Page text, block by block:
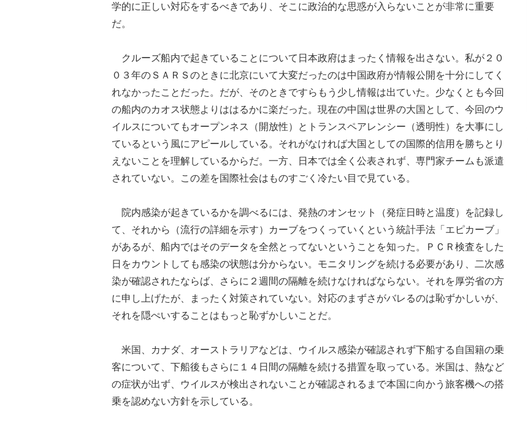
学的に正しい対応をするべきであり、そこに政治的な思惑が入らないことが非常に重要
だ。
クルーズ船内で起きていることについて日本政府はまったく情報を出さない。私が２０
０３年のＳＡＲＳのときに北京にいて大変だったのは中国政府が情報公開を十分にしてく
れなかったことだった。だが、そのときですらもう少し情報は出ていた。少なくとも今回
の船内のカオス状態よりははるかに楽だった。現在の中国は世界の大国として、今回のウ
イルスについてもオープンネス（開放性）とトランスペアレンシー（透明性）を大事にし
ているという風にアピールしている。それがなければ大国としての国際的信用を勝ちとり
えないことを理解しているからだ。一方、日本では全く公表されず、専門家チームも派遣
されていない。この差を国際社会はものすごく冷たい目で見ている。
院内感染が起きているかを調べるには、発熱のオンセット（発症日時と温度）を記録し
て、それから（流行の詳細を示す）カーブをつくっていくという統計手法「エピカーブ」
があるが、船内ではそのデータを全然とってないということを知った。ＰＣＲ検査をした
日をカウントしても感染の状態は分からない。モニタリングを続ける必要があり、二次感
染が確認されたならば、さらに２週間の隔離を続けなければならない。それを厚労省の方
に申し上げたが、まったく対策されていない。対応のまずさがバレるのは恥ずかしいが、
それを隠ぺいすることはもっと恥ずかしいことだ。
米国、カナダ、オーストラリアなどは、ウイルス感染が確認されず下船する自国籍の乗
客について、下船後もさらに１４日間の隔離を続ける措置を取っている。米国は、熱など
の症状が出ず、ウイルスが検出されないことが確認されるまで本国に向かう旅客機への搭
乗を認めない方針を示している。